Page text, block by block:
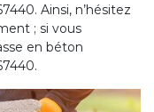
Ainsi, n’hésitez
; si vous
en béton